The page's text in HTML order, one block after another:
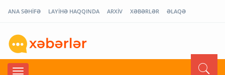
ANA SƏHİFƏ LAYİHƏ HAQQINDA ARXİV XƏBƏRLƏR ƏLAQƏ